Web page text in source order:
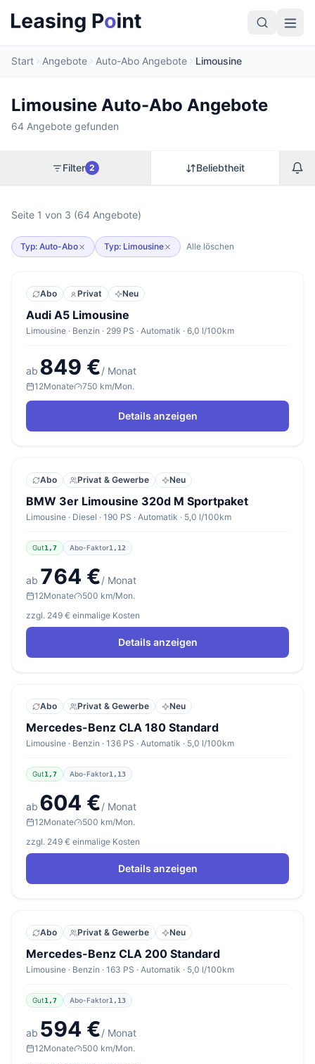
Start Angebote Auto-Abo Angebote Limousine
Limousine Auto-Abo Angebote
64 Angebote gefunden
Filter 2 Beliebtheit
Seite 1 von 3 (64 Angebote)
Typ: Auto-Abo Typ: Limousine Alle löschen
Abo Privat Neu
Audi A5 Limousine
Limousine · Benzin · 299 PS · Automatik · 6,0 l/100km
ab 849 €/ Monat
12Monate 750 km/Mon.
Details anzeigen
Abo Privat & Gewerbe Neu
BMW 3er Limousine 320d M Sportpaket
Limousine · Diesel · 190 PS · Automatik · 5,0 l/100km
Gut1,7 Abo-Faktor1,12
ab 764 €/ Monat
12Monate
500 km/Mon.
zzgl. 249 € einmalige Kosten
Details anzeigen
Abo Privat & Gewerbe Neu
Mercedes-Benz CLA 180 Standard
Limousine · Benzin · 136 PS · Automatik · 5,0 l/100km
Gut1,7 Abo-Faktor1,13
ab 604 €/ Monat
12Monate
500 km/Mon.
zzgl. 249 € einmalige Kosten
Details anzeigen
Abo Privat & Gewerbe Neu
Mercedes-Benz CLA 200 Standard
Limousine · Benzin · 163 PS · Automatik · 5,0 l/100km
Gut1,7 Abo-Faktor1,13
ab 594 €/ Monat
12Monate
500 km/Mon.